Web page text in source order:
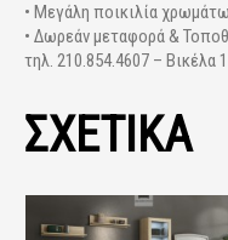
• Μεγάλη ποικιλία
• Δωρεάν μεταφορά &
τηλ. 210.854.4607 –
ΣΧΕΤΙΚΑ